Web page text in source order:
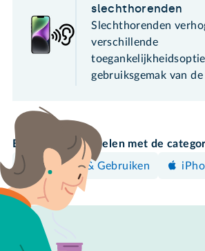
slechthorenden
Slechthorenden
verschillende
gebruiksgemak van
Bekijk meer artikelen met de
Bedienen & Gebruiken